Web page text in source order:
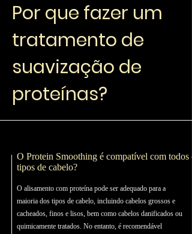
Por que fazer um
tratamento de
suavização de
proteínas?
O Protein Smoothing é compatível com todos
tipos de cabelo?
O alisamento com proteína pode ser adequado para a
maioria dos tipos de cabelo, incluindo cabelos grossos e
cacheados, finos e lisos, bem como cabelos danificados ou
quimicamente tratados. No entanto, é recomendável